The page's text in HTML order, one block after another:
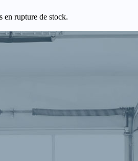
en rupture de stock.